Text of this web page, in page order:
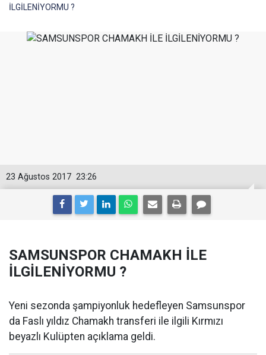
İLGİLENİYORMU ?
23:26
23 Ağustos 2017
SAMSUNSPOR CHAMAKH İLE
İLGİLENİYORMU ?
Yeni sezonda şampiyonluk hedefleyen Samsunspor
da Faslı yıldız Chamakh transferi ile ilgili Kırmızı
beyazlı Kulüpten açıklama geldi.